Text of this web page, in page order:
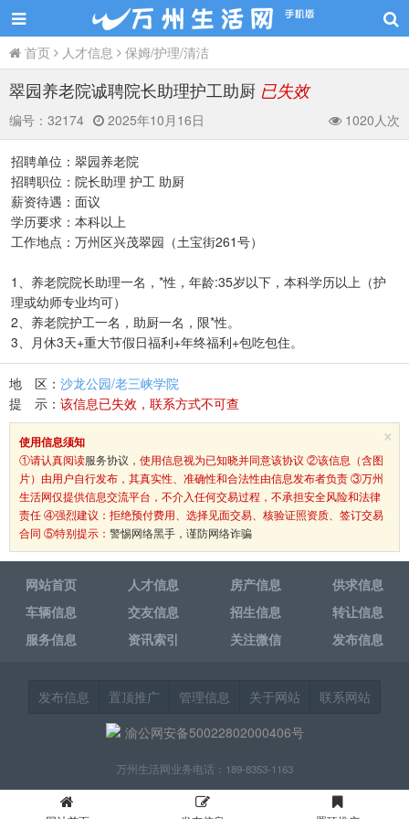
首页 人才信息 保姆/护理/清洁
翠园养老院诚聘院长助理护工助厨 已失效
编号： 32174 2025年10月16日 1020人次
招聘单位：翠园养老院
招聘职位：院长助理 护工 助厨
薪资待遇：面议
学历要求：本科以上
工作地点：万州区兴茂翠园（土宝街261号）
1、养老院院长助理一名，*性，年龄:35岁以下，本科学历以上（护
理或幼师专业均可）
2、养老院护工一名，助厨一名，限*性。
3、月休3天+重大节假日福利+年终福利+包吃包住。
地 区： 沙龙公园/老三峡学院
提 示： 该信息已失效，联系方式不可查
×
使用信息须知
①请认真阅读服务协议 ，使用信息视为已知晓并同意该协议 ②该信息（含图
片）由用户自行发布，其真实性、准确性和合法性由信息发布者负责 ③万州
生活网仅提供信息交流平台，不介入任何交易过程，不承担安全风险和法律
责任 ④强烈建议：拒绝预付费用、选择见面交易、核验证照资质、签订交易
合同 ⑤特别提示： 警惕网络黑手，谨防网络诈骗
网站首页 人才信息 房产信息
供求信息
车辆信息
交友信息 招生信息
转让信息
服务信息
资讯索引 关注微信 发布信息
发布信息 置顶推广 管理信息 关于网站
联系网站
渝公网安备50022802000406号
万州生活网业务电话：189-8353-1163